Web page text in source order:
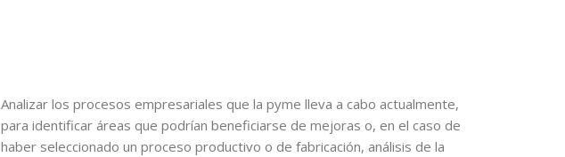
Analizar los procesos empresariales que la pyme lleva a cabo actualmente,
para identificar áreas que podrían beneficiarse de mejoras o, en el caso de
haber seleccionado un proceso productivo o de fabricación, análisis de la